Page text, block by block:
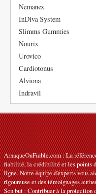
Nemanex
InDiva System
Slimms Gummies
Nourix
Urovico
Cardiotonus
Alviona
Indravil
ArnaqueOuFiable.com : La
fiabilité, la crédibilité et les points
ligne. Notre équipe d'experts vous
rigoureuse et des témoignages
Son but : Contribuer à la protection